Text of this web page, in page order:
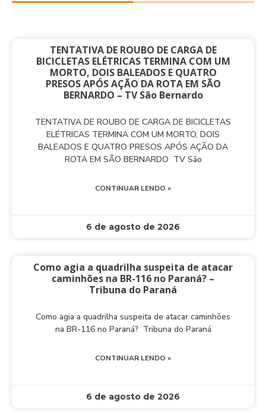
TENTATIVA DE ROUBO DE CARGA DE
BICICLETAS ELÉTRICAS TERMINA COM UM
MORTO, DOIS BALEADOS E QUATRO
PRESOS APÓS AÇÃO DA ROTA EM SÃO
BERNARDO – TV São Bernardo
TENTATIVA DE ROUBO DE CARGA DE BICICLETAS
ELÉTRICAS TERMINA COM UM MORTO, DOIS
BALEADOS E QUATRO PRESOS APÓS AÇÃO DA
ROTA EM SÃO BERNARDO TV São
CONTINUAR LENDO »
6 de agosto de 2026
Como agia a quadrilha suspeita de atacar
caminhões na BR-116 no Paraná? –
Tribuna do Paraná
Como agia a quadrilha suspeita de atacar caminhões
na BR-116 no Paraná? Tribuna do Paraná
CONTINUAR LENDO »
6 de agosto de 2026